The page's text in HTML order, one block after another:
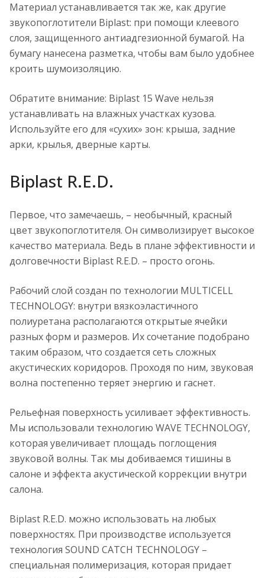
Материал устанавливается так же, как другие
звукопоглотители Biplast: при помощи клеевого
слоя, защищенного антиадгезионной бумагой. На
бумагу нанесена разметка, чтобы вам было удобнее
кроить шумоизоляцию.
Обратите внимание: Biplast 15 Wave нельзя
устанавливать на влажных участках кузова.
Используйте его для «сухих» зон: крыша, задние
арки, крылья, дверные карты.
Biplast R.E.D.
Первое, что замечаешь, – необычный, красный
цвет звукопоглотителя. Он символизирует высокое
качество материала. Ведь в плане эффективности и
долговечности Biplast R.E.D. – просто огонь.
Рабочий слой создан по технологии MULTICELL
TECHNOLOGY: внутри вязкоэластичного
полиуретана располагаются открытые ячейки
разных форм и размеров. Их сочетание подобрано
таким образом, что создается сеть сложных
акустических коридоров. Проходя по ним, звуковая
волна постепенно теряет энергию и гаснет.
Рельефная поверхность усиливает эффективность.
Мы использовали технологию WAVE TECHNOLOGY,
которая увеличивает площадь поглощения
звуковой волны. Так мы добиваемся тишины в
салоне и эффекта акустической коррекции внутри
салона.
Biplast R.E.D. можно использовать на любых
поверхностях. При производстве используется
технология SOUND CATCH TECHNOLOGY –
специальная полимеризация, которая придает